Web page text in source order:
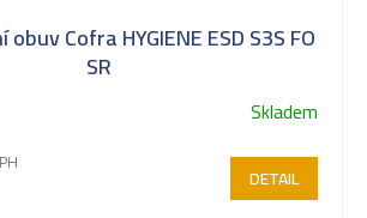
Cofra HYGIENE ESD S3S FO
SR
Skladem
DETAIL